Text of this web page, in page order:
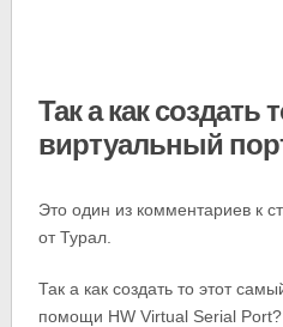
Так а как создать
виртуальный
Это один из комментариев к
от Турал.
Так а как создать то этот
помощи HW Virtual Serial